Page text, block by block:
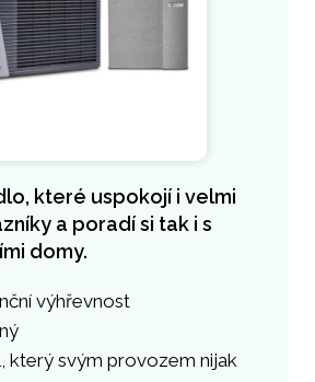
které uspokojí i velmi
a poradí si tak i s
domy.
výhřevnost
který svým provozem nijak